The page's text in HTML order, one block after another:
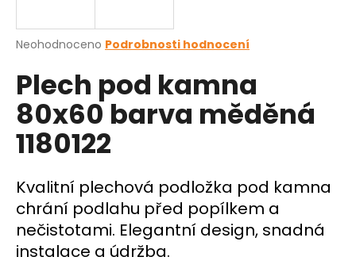
Průměrné
produktu
je
0,0
z
5
hvězdiček.
Neohodnoceno Podrobnosti hodnocení
Plech pod kamna
80x60 barva měděná
1180122
Kvalitní plechová podložka pod kamna
chrání podlahu před popílkem a
nečistotami. Elegantní design, snadná
instalace a údržba.
j
t
?
HLEDAT
D